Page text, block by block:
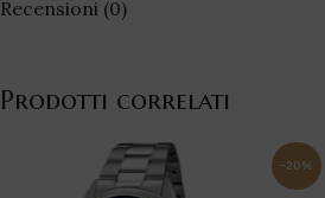
Recensioni (0)
Prodotti correlati
-20%